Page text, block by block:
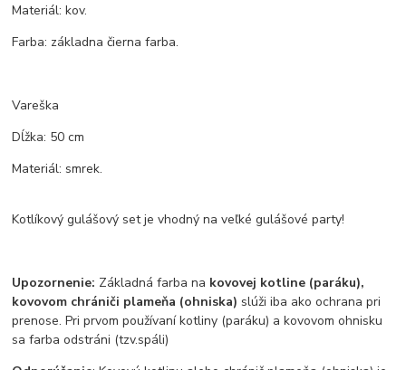
Materiál: kov.
Farba: základna čierna farba.
Vareška
Dĺžka: 50 cm
Materiál: smrek.
Kotlíkový gulášový set je vhodný na veľké gulášové party!
Upozornenie: Základná farba na kovovej kotline (paráku),
kovovom chrániči plameňa (ohniska) slúži iba ako ochrana pri
prenose. Pri prvom používaní kotliny (paráku) a kovovom ohnisku
sa farba odstráni (tzv.spáli)